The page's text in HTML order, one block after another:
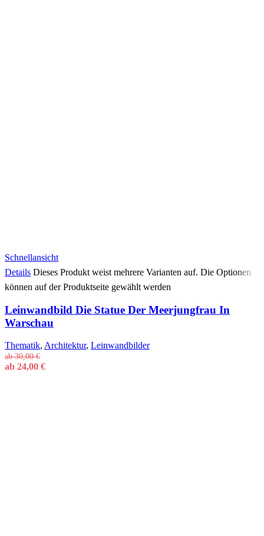
Schnellansicht
Details Dieses Produkt weist mehrere Varianten auf. Die Optionen
können auf der Produktseite gewählt werden
Leinwandbild Die Statue Der Meerjungfrau In
Warschau
Thematik, Architektur, Leinwandbilder
ab30,00€
ab 24,00 €